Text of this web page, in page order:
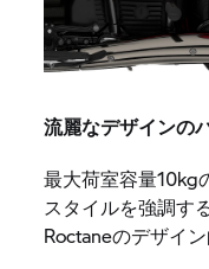
流麗なデザインの
最大荷室容量10kg
スタイルを強調す
Roctaneのデザイ